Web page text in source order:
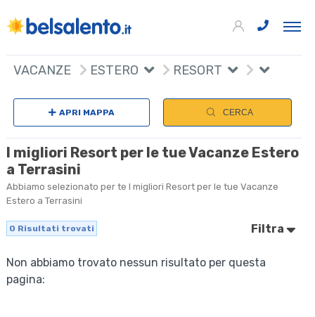
VACANZE ESTERO RESORT
APRI MAPPA CERCA
I migliori Resort per le tue Vacanze Estero
a Terrasini
Abbiamo selezionato per te I migliori Resort per le tue Vacanze
Estero a Terrasini
0 Risultati trovati Filtra
Non abbiamo trovato nessun risultato per questa
pagina: